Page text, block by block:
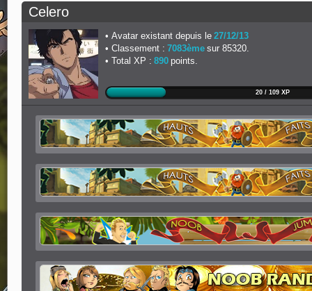
Celero
Avatar existant depuis le 27/12/13
Classement : 7083ème sur 85320.
Total XP : 890 points.
20 / 109 XP